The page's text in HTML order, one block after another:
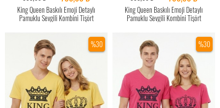
King Queen Baskılı Emoji Detaylı
Pamuklu Sevgili Kombini Tişört
King Queen Baskılı Emoji Detaylı
Pamuklu Sevgili Kombini Tişört
%30 %30